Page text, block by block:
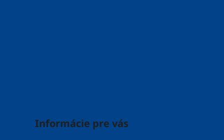
Informácie pre vás